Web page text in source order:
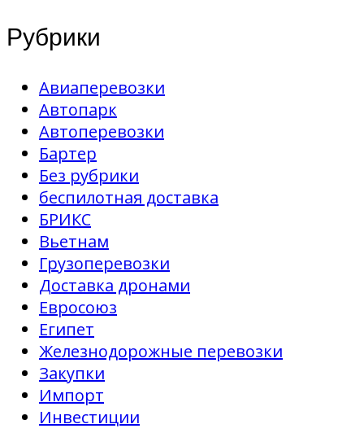
Рубрики
Авиаперевозки
Автопарк
Автоперевозки
Бартер
Без рубрики
беспилотная доставка
БРИКС
Вьетнам
Грузоперевозки
Доставка дронами
Евросоюз
Египет
Железнодорожные перевозки
Закупки
Импорт
Инвестиции